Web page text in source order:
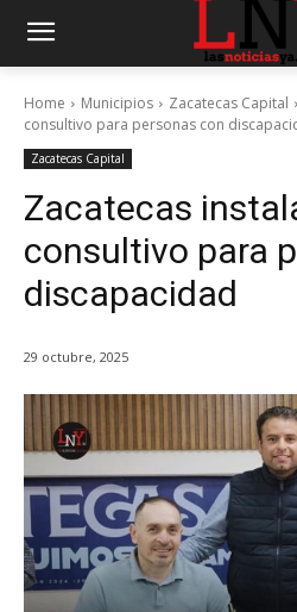
Home Municipios Zacatecas Capital
consultivo para personas con
Zacatecas Capital
Zacatecas
consultivo para
discapacidad
29 octubre, 2025